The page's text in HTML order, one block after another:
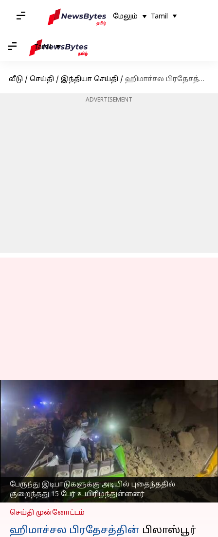
மேலும் Tamil
Tamil
வீடு / செய்தி / இந்தியா செய்தி / ஹிமாச்சல பிரதேசத்தில் நிலச்சரிவில் சிக்கிய பேருந்து; இடிபாடுகளுக்குள் புதைந்து 15 பேர் உயிரிழப்பு
ADVERTISEMENT
பேருந்து இடிபாடுகளுக்கு அடியில் புதைந்ததில்
குறைந்தது 15 பேர் உயிரிழந்துள்ளனர்
ஹிமாச்சல பிரதேசத்தில்
நிலச்சரிவில் சிக்கிய
பேருந்து;
இடிபாடுகளுக்குள்
புதைந்து 15 பேர்
உயிரிழப்பு
எழுதியவர் Venkatalakshmi V Oct 08, 2025 07:52 am
செய்தி முன்னோட்டம்
ஹிமாச்சல பிரதேசத்தின் பிலாஸ்பூர்